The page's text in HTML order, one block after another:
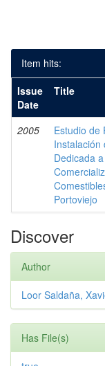
Item hits:
Issue
Date
Title
2005
Estudio de
Instalación
Dedicada
Portoviejo
Discover
Author
Loor Saldaña,
Has File(s)